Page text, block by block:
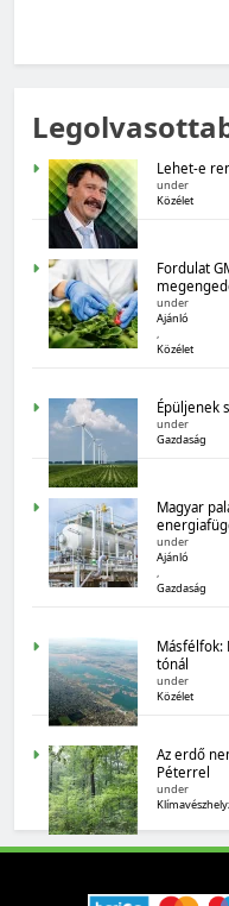
MAGYARORSZÁG
Magyarország
MAGYARORSZÁG
Magyarország
légszennyezettség
MAGYARORSZÁG
Magyarország
versenyképesség
Lehet-e
under
Közélet
Fordulat
under
Ajánló
Közélet
Épüljenek
under
Gazdaság
Magyar
under
Ajánló
Gazdaság
Másfélfok:
tónál
under
Közélet
Az erdő
Péterrel
under